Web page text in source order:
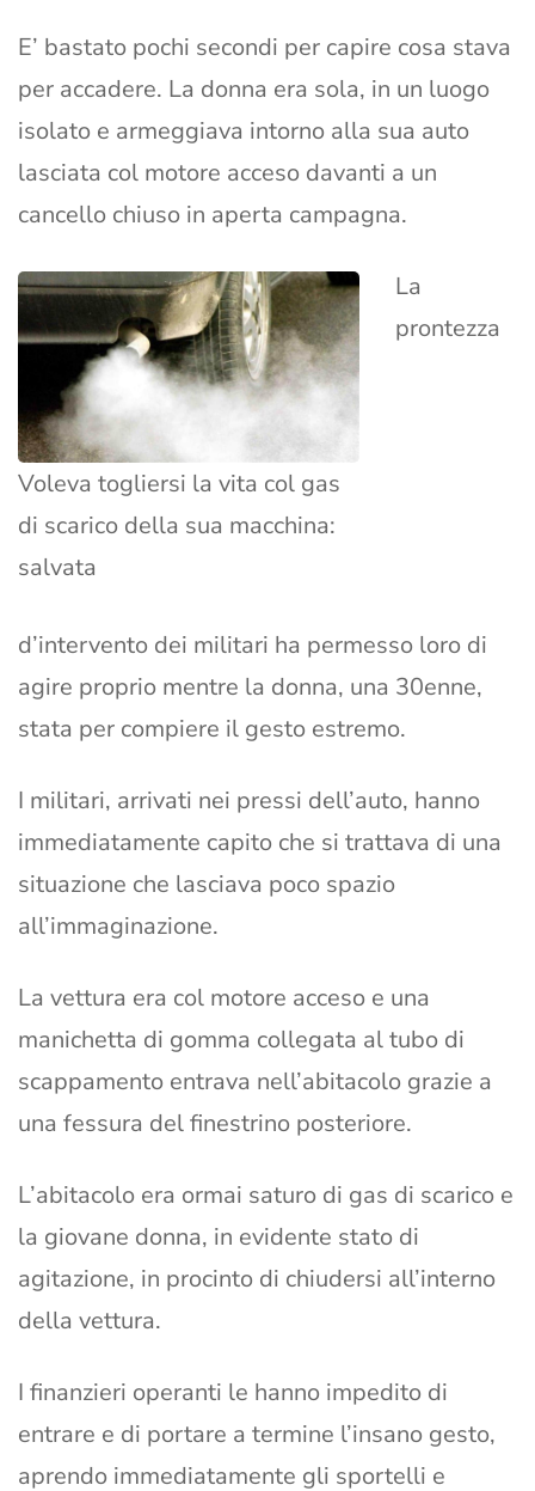
E’ bastato pochi secondi per capire cosa stava
per accadere. La donna era sola, in un luogo
isolato e armeggiava intorno alla sua auto
lasciata col motore acceso davanti a un
cancello chiuso in aperta campagna.
Voleva togliersi la vita col gas
di scarico della sua macchina:
salvata
La
prontezza
d’intervento dei militari ha permesso loro di
agire proprio mentre la donna, una 30enne,
stata per compiere il gesto estremo.
I militari, arrivati nei pressi dell’auto, hanno
immediatamente capito che si trattava di una
situazione che lasciava poco spazio
all’immaginazione.
La vettura era col motore acceso e una
manichetta di gomma collegata al tubo di
scappamento entrava nell’abitacolo grazie a
una fessura del finestrino posteriore.
L’abitacolo era ormai saturo di gas di scarico e
la giovane donna, in evidente stato di
agitazione, in procinto di chiudersi all’interno
della vettura.
I finanzieri operanti le hanno impedito di
entrare e di portare a termine l’insano gesto,
aprendo immediatamente gli sportelli e